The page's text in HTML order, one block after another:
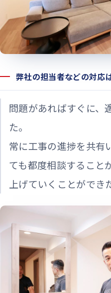
弊社の担当者などの対応
問題があればすぐに、
た。
常に工事の進捗を共有
ても都度相談すること
上げていくことができ